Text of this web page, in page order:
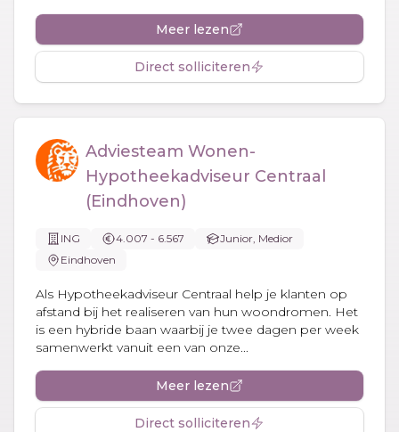
Meer lezen
Direct solliciteren
Adviesteam Wonen-
Hypotheekadviseur Centraal
(Eindhoven)
ING 4.007 - 6.567
Junior, Medior
Eindhoven
Als Hypotheekadviseur Centraal help je klanten op
afstand bij het realiseren van hun woondromen. Het
is een hybride baan waarbij je twee dagen per week
samenwerkt vanuit een van onze...
Meer lezen
Direct solliciteren